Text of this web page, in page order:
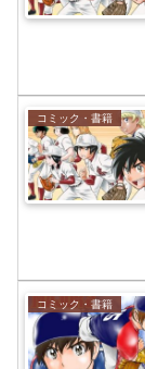
コミック・書籍
コミック・書籍